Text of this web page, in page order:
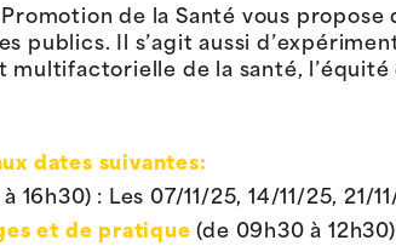
de la Santé vous
publics. Il s’agit aussi
multifactorielle de la santé,
dates suivantes:
16h30) : Les 07/11/25, 14/11/25, 21/
et de pratique (de 09h30 à